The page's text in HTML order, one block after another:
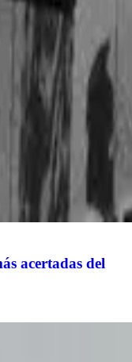
acertadas del